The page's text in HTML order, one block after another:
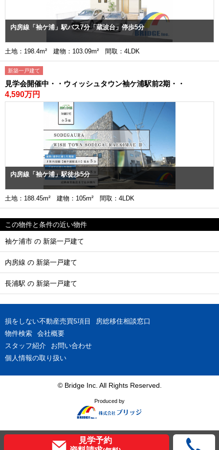
内房線「袖ケ浦」駅バス7分「蔵波台」停歩5分
土地：198.4m² 建物：103.09m² 間取：4LDK
新築一戸建て
見学会開催中・・ウィッシュタウン袖ケ浦駅前2期・・
4,590万円
内房線「袖ケ浦」駅徒歩5分
土地：188.45m² 建物：105m² 間取：4LDK
この物件と条件の近い物件
袖ケ浦市 の 新築一戸建て
内房線 の 新築一戸建て
長浦駅 の 新築一戸建て
損をしない不動産売買5項目
房総移住相談窓口
物件検索
会社概要
スタッフ紹介
お問い合わせ
個人情報の取り扱い
© Bridge Inc. All Rights Reserved.
Produced by
見学予約